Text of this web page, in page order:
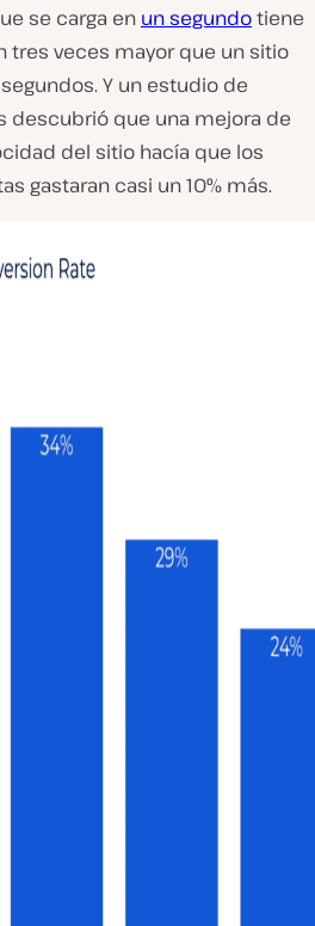
se carga en un segundotiene
tres veces mayor que un sitio
Y un estudio de
descubrió que una mejora de
del sitio hacía que los
gastaran casi un 10% más.